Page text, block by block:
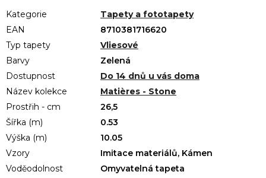
Kategorie
Tapety a fototapety
EAN
8710381716620
Typ tapety
Vliesové
Barvy
Zelená
Dostupnost
Do 14 dnů u vás doma
Název kolekce
Matières - Stone
Prostřih - cm
26,5
Šířka (m)
0.53
Výška (m)
10.05
Vzory
Imitace materiálů, Kámen
Voděodolnost
Omyvatelná tapeta